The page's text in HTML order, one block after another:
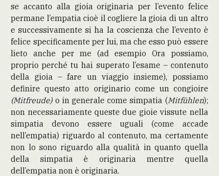
se accanto alla gioia originaria per l’evento felice
permane l’empatia cioè il cogliere la gioia di un altro
e successivamente si ha la coscienza che l’evento è
felice specificamente per lui, ma che esso può essere
lieto anche per me (ad esempio Ora possiamo,
proprio perché tu hai superato l’esame – contenuto
della gioia – fare un viaggio insieme), possiamo
definire questo atto originario come un congioire
(Mitfreude)o in generale come simpatia (Mitfühlen);
non necessariamente queste due gioie vissute nella
simpatia devono essere uguali (come accade
nell’empatia) riguardo al contenuto, ma certamente
non lo sono riguardo alla qualità in quanto quella
della simpatia è originaria mentre quella
dell’empatia non è originaria.